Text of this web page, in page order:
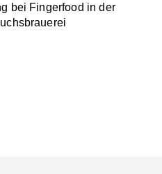
bei Fingerfood in der